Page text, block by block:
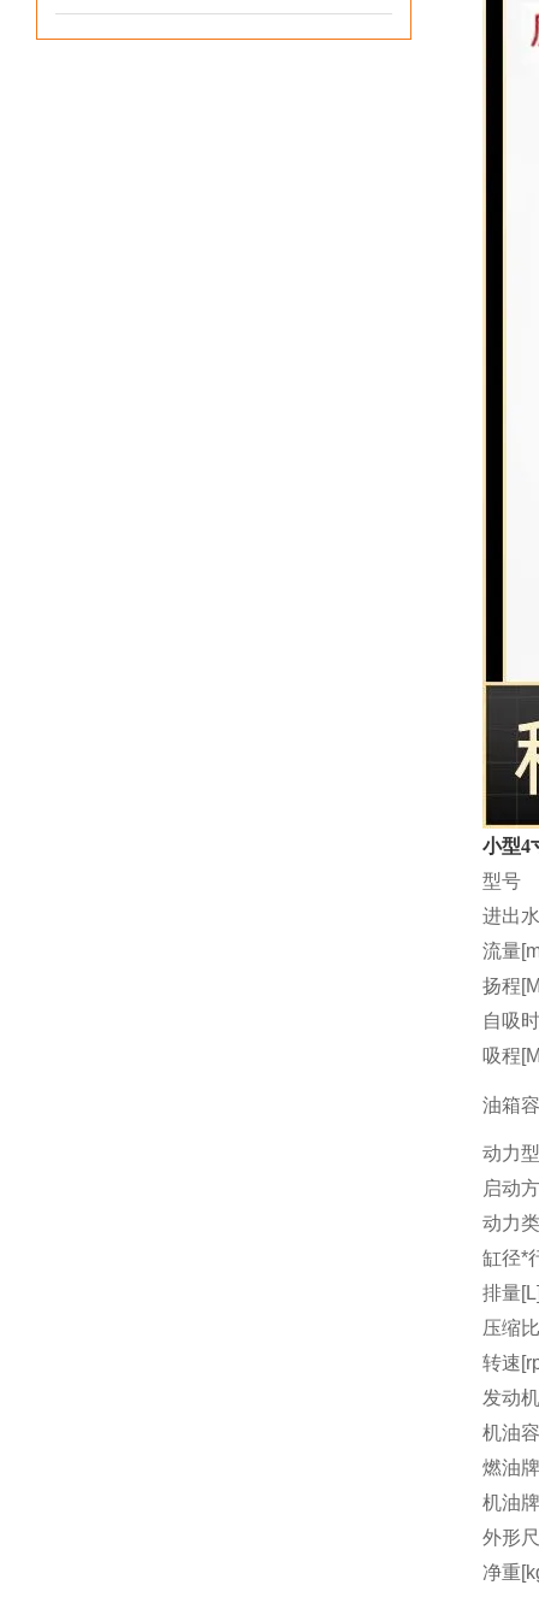
小型4
型号
进出
流量
扬程
自吸
吸程
油箱
动力
启动
动力
缸径*
排量
压缩比
转速
发动
机油
燃油
机油
外形
净重